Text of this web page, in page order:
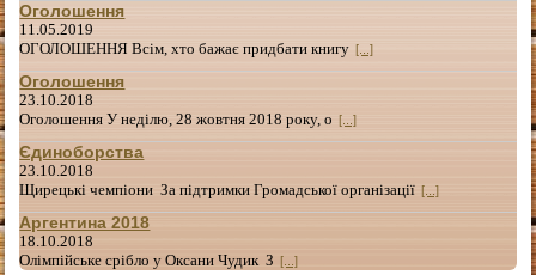
Оголошення
11.05.2019
ОГОЛОШЕННЯ Всім, хто бажає придбати книгу [...]
Оголошення
23.10.2018
Оголошення У неділю, 28 жовтня 2018 року, о [...]
Єдиноборства
23.10.2018
Щирецькі чемпіони За підтримки Громадської організації [...]
Аргентина 2018
18.10.2018
Олімпійське срібло у Оксани Чудик З [...]